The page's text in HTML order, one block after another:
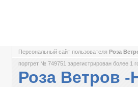
Персональный сайт пользователя Роза
портрет № 749751 зарегистрирован более 1
Роза Ветров -